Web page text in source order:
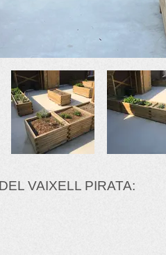
VAIXELL PIRATA: